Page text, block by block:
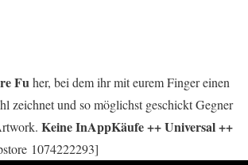
Fuher, bei dem ihr mit eurem Finger einen
zeichnet und so möglichst geschickt Gegner
Keine InAppKäufe ++ Universal ++
1074222293]